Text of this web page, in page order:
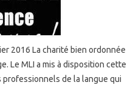
2016 La charité bien ordonnée
Le MLI a mis à disposition cette
professionnels de la langue qui